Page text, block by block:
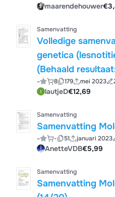
maarendehouwer
Samenvatting
Volledige
genetica
(Behaald
- 8 179 mei 2023
lautjeD€12,69
Samenvatting
- - 51 januari 2023
AnetteVDB€5,99
Samenvatting
Samenvatting